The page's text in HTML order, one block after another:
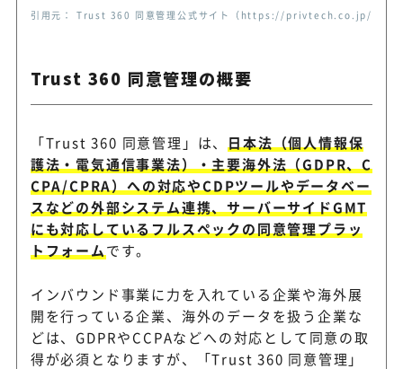
引用元： Trust 360 同意管理公式サイト（https://privtech.co.jp/
Trust 360 同意管理の概要
「Trust 360 同意管理」は、 日本法（個人情報保
護法・電気通信事業法）・主要海外法（GDPR、C
CPA/CPRA）への対応やCDPツールやデータベー
スなどの外部システム連携、サーバーサイドGMT
にも対応しているフルスペックの同意管理プラッ
トフォームです。
インバウンド事業に力を入れている企業や海外展
開を行っている企業、海外のデータを扱う企業な
どは、GDPRやCCPAなどへの対応として同意の取
得が必須となりますが、「Trust 360 同意管理」